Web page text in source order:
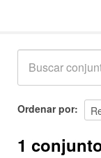
Acerca de
Ordenar por
1